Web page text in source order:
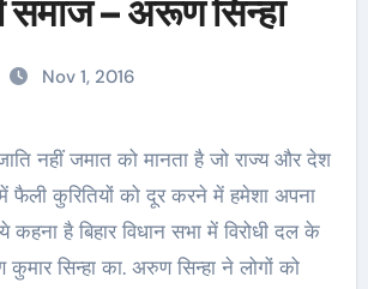
– अरूण सिन्हा
Nov 1, 2016
फैली कुरितियों को दूर करने में हमेशा अपना
कहना है बिहार विधान सभा में विरोधी दल के
सिन्हा का. अरुण सिन्हा ने लोगों को